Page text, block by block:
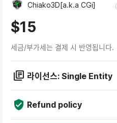
Chiako3D[a.k.a CGi]
$15
세금/부가세는 결제 시 반영됩니다.
라이선스: Single Entity
Refund policy